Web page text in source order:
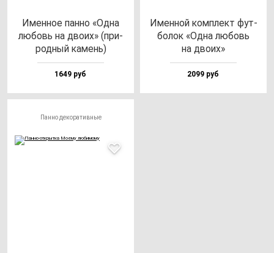
Имен­ное пан­но «Одна
лю­бовь на дво­их» (при­
род­ный ка­мень)
1649 руб
Имен­ной ком­плект фут­
бо­лок «Одна лю­бовь
на дво­их»
2099 руб
Панно декоративные